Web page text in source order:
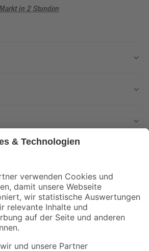
in 2 Stunden
Angebote und Aktionen mehr verpassen!